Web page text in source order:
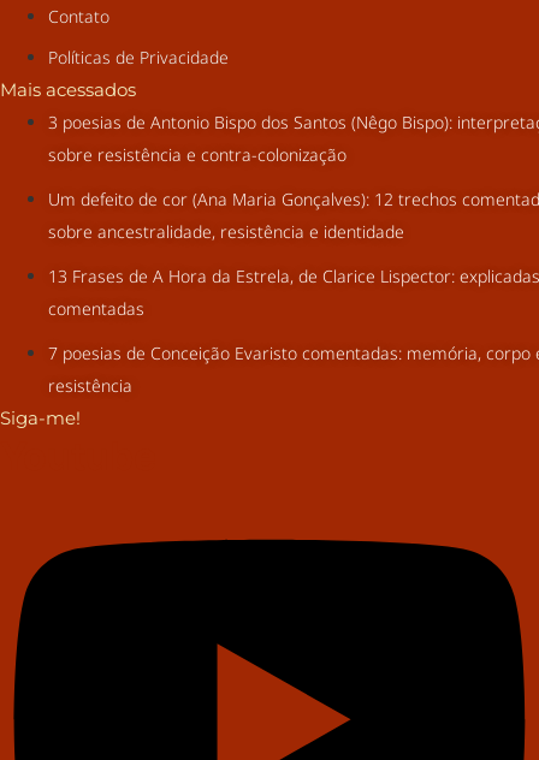
Contato
Políticas de Privacidade
Mais acessados
3 poesias de Antonio Bispo dos Santos (Nêgo Bispo):
sobre resistência e contra-colonização
Um defeito de cor (Ana Maria Gonçalves): 12 trechos
sobre ancestralidade, resistência e identidade
13 Frases de A Hora da Estrela, de Clarice Lispector:
comentadas
7 poesias de Conceição Evaristo comentadas: memória, corpo
resistência
Siga-me!